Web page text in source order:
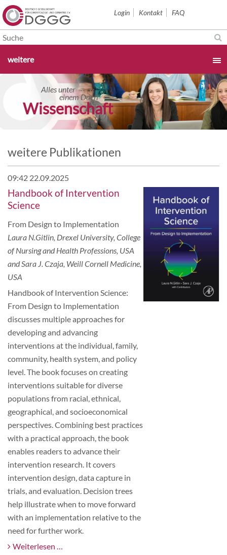
Navigation
Login Kontakt FAQ
überspringen
weitere
Aktuelles & Termine
Über uns
Sektionen
Studium & Karriere
Mitgliedschaft & Spenden
Publikationen
Alles unter
einem Dach
Wissenschaft
Alles unter
einem Dach
konkret
weitere Publikationen
09:42 22.09.2025
Handbook of Intervention
Science
From Design to Implementation
Laura N.Gitlin, Drexel University, College
of Nursing and Health Professions, USA
and Sara J. Czaja, Weill Cornell Medicine,
USA
Handbook of Intervention Science:
From Design to Implementation
discusses multiple approaches for
developing and advancing
interventions at the individual, family,
community, health system, and policy
level. The book focuses on creating
interventions suitable for diverse
populations from racial, ethnical,
geographical, and socioeconomical
perspectives. Combining best practices
with a practical approach, the book
enables readers to advance their
intervention research. It covers
intervention design, data capture in
trials, and evaluation. Decision trees
help illustrate when to move forward
with an implementation relative to the
need for further work.
Weiterlesen …